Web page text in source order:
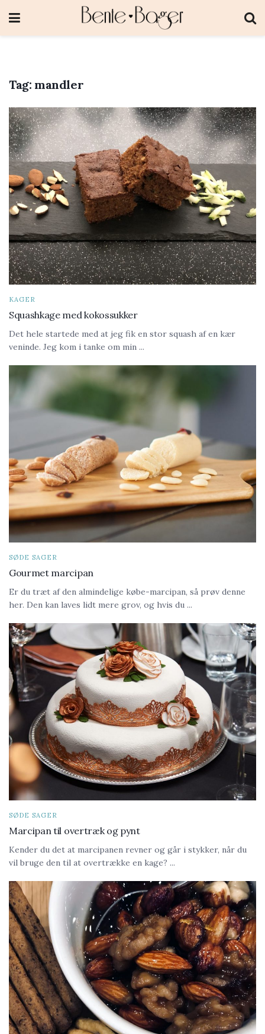
Tag: mandler
KAGER
Squashkage med kokossukker
Det hele startede med at jeg fik en stor squash af en kær
veninde. Jeg kom i tanke om min ...
SØDE SAGER
Gourmet marcipan
Er du træt af den almindelige købe-marcipan, så prøv denne
her. Den kan laves lidt mere grov, og hvis du ...
SØDE SAGER
Marcipan til overtræk og pynt
Kender du det at marcipanen revner og går i stykker, når du
vil bruge den til at overtrække en kage? ...